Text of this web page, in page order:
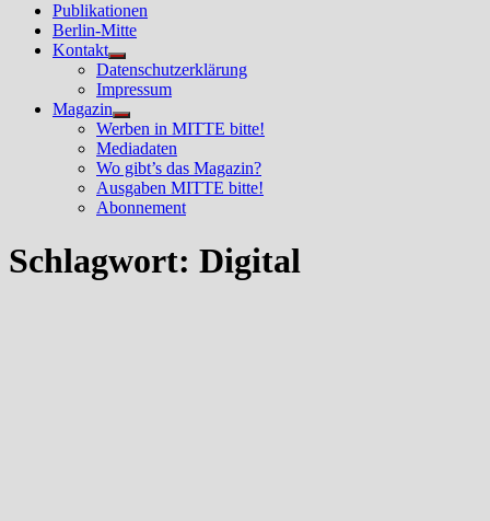
Publikationen
Berlin-Mitte
Kontakt
Untermenü
anzeigen
Datenschutzerklärung
Impressum
Magazin
Untermenü
anzeigen
Werben in MITTE bitte!
Mediadaten
Wo gibt’s das Magazin?
Ausgaben MITTE bitte!
Abonnement
Schlagwort: Digital